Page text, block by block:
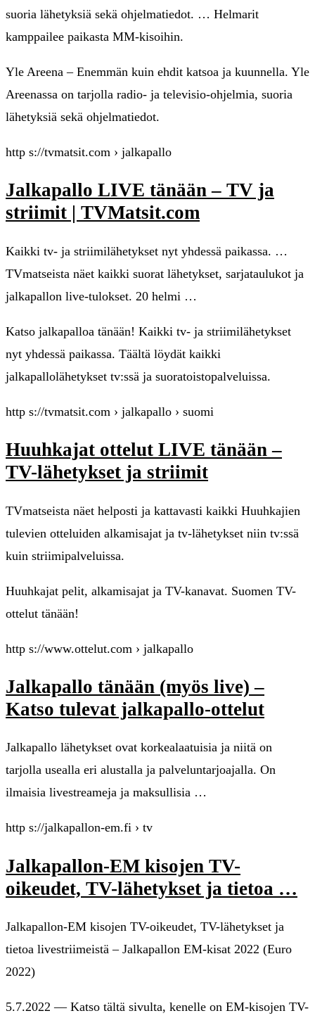
suoria lähetyksiä sekä ohjelmatiedot. … Helmarit
kamppailee paikasta MM-kisoihin.
Yle Areena – Enemmän kuin ehdit katsoa ja kuunnella. Yle
Areenassa on tarjolla radio- ja televisio-ohjelmia, suoria
lähetyksiä sekä ohjelmatiedot.
http s://tvmatsit.com › jalkapallo
Jalkapallo LIVE tänään – TV ja
striimit | TVMatsit.com
Kaikki tv- ja striimilähetykset nyt yhdessä paikassa. …
TVmatseista näet kaikki suorat lähetykset, sarjataulukot ja
jalkapallon live-tulokset. 20 helmi …
Katso jalkapalloa tänään! Kaikki tv- ja striimilähetykset
nyt yhdessä paikassa. Täältä löydät kaikki
jalkapallolähetykset tv:ssä ja suoratoistopalveluissa.
http s://tvmatsit.com › jalkapallo › suomi
Huuhkajat ottelut LIVE tänään –
TV-lähetykset ja striimit
TVmatseista näet helposti ja kattavasti kaikki Huuhkajien
tulevien otteluiden alkamisajat ja tv-lähetykset niin tv:ssä
kuin striimipalveluissa.
Huuhkajat pelit, alkamisajat ja TV-kanavat. Suomen TV-
ottelut tänään!
http s://www.ottelut.com › jalkapallo
Jalkapallo tänään (myös live) –
Katso tulevat jalkapallo-ottelut
Jalkapallo lähetykset ovat korkealaatuisia ja niitä on
tarjolla usealla eri alustalla ja palveluntarjoajalla. On
ilmaisia livestreameja ja maksullisia …
http s://jalkapallon-em.fi › tv
Jalkapallon-EM kisojen TV-
oikeudet, TV-lähetykset ja tietoa …
Jalkapallon-EM kisojen TV-oikeudet, TV-lähetykset ja
tietoa livestriimeistä – Jalkapallon EM-kisat 2022 (Euro
2022)
5.7.2022 — Katso tältä sivulta, kenelle on EM-kisojen TV-